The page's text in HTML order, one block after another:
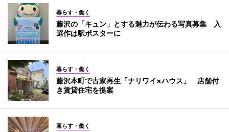
暮らす・働く
藤沢の「キュン」とする魅力が伝わる写真募集 入
選作は駅ポスターに
暮らす・働く
藤沢本町で古家再生「ナリワイ×ハウス」 店舗付
き賃貸住宅を提案
暮らす・働く